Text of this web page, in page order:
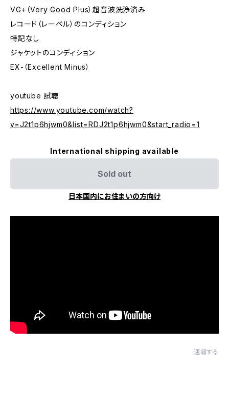
VG+（Very Good Plus）超音波洗浄済み
レコード（レーベル）のコンディション
特記なし
ジャケットのコンディション
EX-（Excellent Minus）
youtube 試聴
https://www.youtube.com/watch?
v=J2t1p6hjwm0&list=RDJ2t1p6hjwm0&start_radio=1
International shipping available
Sold out
日本国内にお住まいの方向け
通報する